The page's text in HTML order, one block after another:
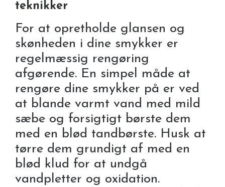
teknikker
For at opretholde glansen og
skønheden i dine smykker er
regelmæssig rengøring
afgørende. En simpel måde at
rengøre dine smykker på er ved
at blande varmt vand med mild
sæbe og forsigtigt børste dem
med en blød tandbørste. Husk at
tørre dem grundigt af med en
blød klud for at undgå
vandpletter og oxidation.